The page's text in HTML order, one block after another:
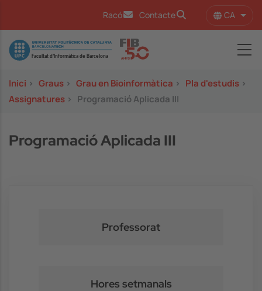
Racó Contacte CA
Image
Inici > Graus > Grau en Bioinformàtica > Pla d'estudis >
Assignatures > Programació Aplicada III
Programació Aplicada III
Professorat
Hores setmanals